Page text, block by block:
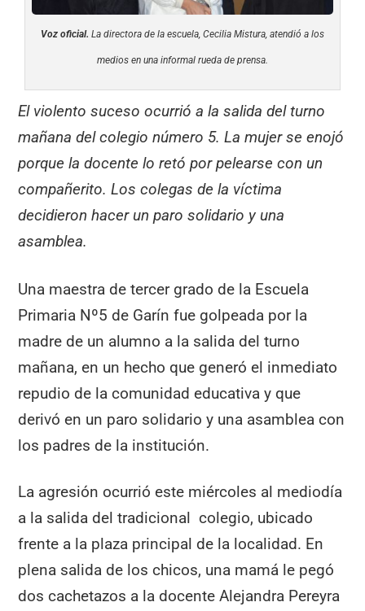
Voz oficial. La directora de la escuela, Cecilia Mistura, atendió a los
medios en una informal rueda de prensa.
El violento suceso ocurrió a la salida del turno
mañana del colegio número 5. La mujer se enojó
porque la docente lo retó por pelearse con un
compañerito. Los colegas de la víctima
decidieron hacer un paro solidario y una
asamblea.
Una maestra de tercer grado de la Escuela
Primaria Nº5 de Garín fue golpeada por la
madre de un alumno a la salida del turno
mañana, en un hecho que generó el inmediato
repudio de la comunidad educativa y que
derivó en un paro solidario y una asamblea con
los padres de la institución.
La agresión ocurrió este miércoles al mediodía
a la salida del tradicional colegio, ubicado
frente a la plaza principal de la localidad. En
plena salida de los chicos, una mamá le pegó
dos cachetazos a la docente Alejandra Pereyra